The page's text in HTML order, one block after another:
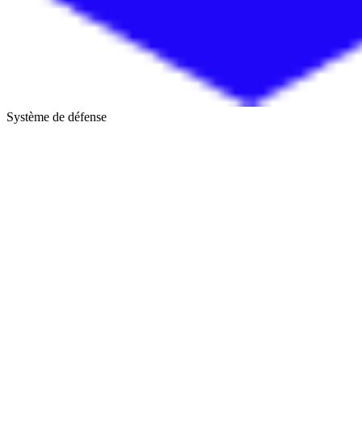
Système de défense